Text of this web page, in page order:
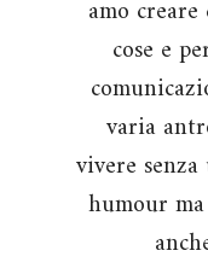
amo
cose e
varia
vivere
humour